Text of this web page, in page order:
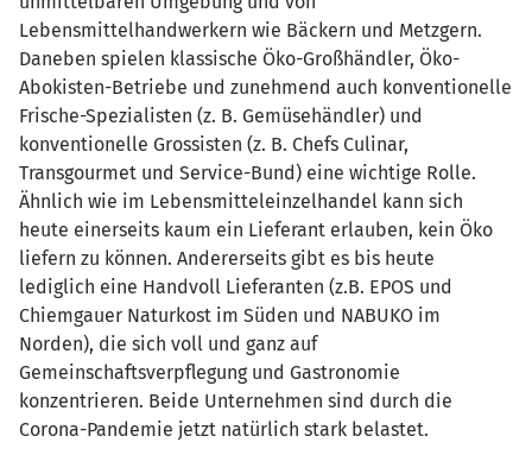
Lebensmittelhandwerkern wie Bäckern und Metzgern.
Daneben spielen klassische Öko-Großhändler, Öko-
Abokisten-Betriebe und zunehmend auch konventionelle
Frische-Spezialisten (z. B. Gemüsehändler) und
konventionelle Grossisten (z. B. Chefs Culinar,
Transgourmet und Service-Bund) eine wichtige Rolle.
Ähnlich wie im Lebensmitteleinzelhandel kann sich
heute einerseits kaum ein Lieferant erlauben, kein Öko
liefern zu können. Andererseits gibt es bis heute
lediglich eine Handvoll Lieferanten (z.B. EPOS und
Chiemgauer Naturkost im Süden und NABUKO im
Norden), die sich voll und ganz auf
Gemeinschaftsverpflegung und Gastronomie
konzentrieren. Beide Unternehmen sind durch die
Corona-Pandemie jetzt natürlich stark belastet.